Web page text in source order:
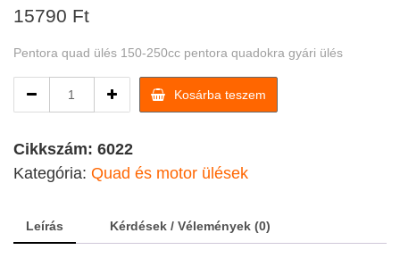
15790 Ft
Pentora quad ülés 150-250cc pentora quadokra gyári ülés
quad
150-
quantity
Kosárba teszem
Cikkszám: 6022
Kategória: Quad és motor ülések
Leírás Kérdések / Vélemények (0)